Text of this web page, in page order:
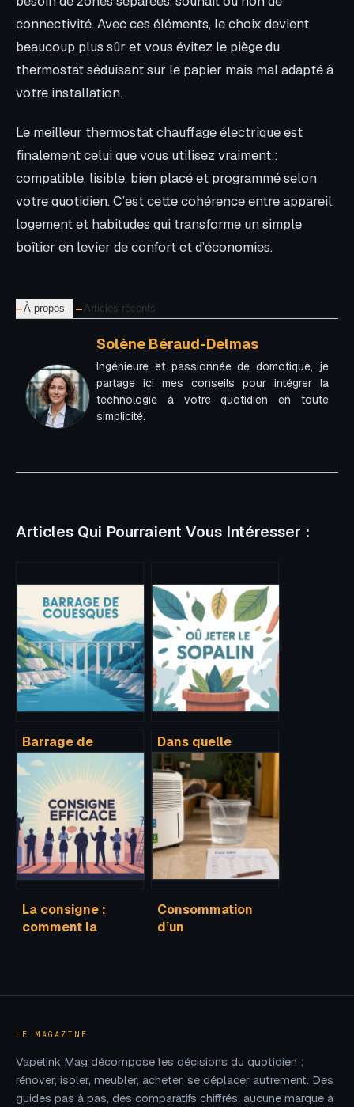
connectivité. Avec ces éléments, le choix devient
beaucoup plus sûr et vous évitez le piège du
thermostat séduisant sur le papier mais mal adapté à
votre installation.
Le meilleur thermostat chauffage électrique est
finalement celui que vous utilisez vraiment :
compatible, lisible, bien placé et programmé selon
votre quotidien. C’est cette cohérence entre appareil,
logement et habitudes qui transforme un simple
boîtier en levier de confort et d’économies.
À propos Articles récents
Solène Béraud-Delmas
Ingénieure et passionnée de domotique, je
partage ici mes conseils pour intégrer la
technologie à votre quotidien en toute
simplicité.
Articles Qui Pourraient Vous Intéresser :
Barrage de
couesques : visite,
histoire et
activités autour
du lac
Dans quelle
poubelle jeter le
sopalin : le guide
simple à suivre
La consigne :
comment la
Consommation
d’un
économiser
LE MAGAZINE
Vapelink Mag décompose les décisions du quotidien :
rénover, isoler, meubler, acheter, se déplacer autrement. Des
guides pas à pas, des comparatifs chiffrés, aucune marque à